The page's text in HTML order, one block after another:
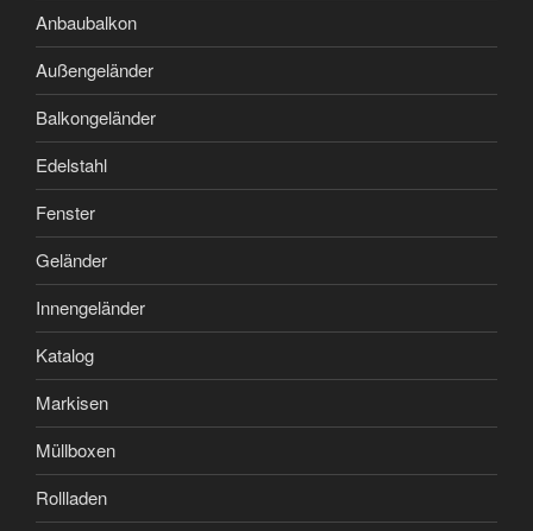
Anbaubalkon
Außengeländer
Balkongeländer
Edelstahl
Fenster
Geländer
Innengeländer
Katalog
Markisen
Müllboxen
Rollladen